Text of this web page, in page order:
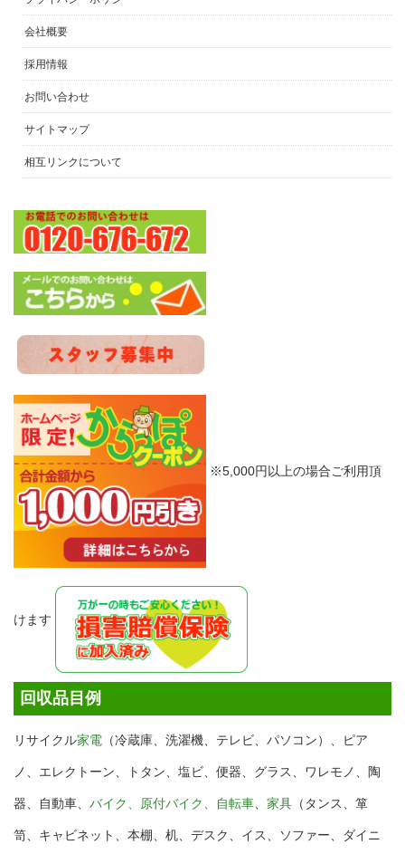
会社概要
採用情報
お問い合わせ
サイトマップ
相互リンクについて
※5,000円以上の場合ご利用頂
けます
回収品目例
リサイクル家電 （冷蔵庫、洗濯機、テレビ、パソコン）、ピア
ノ、エレクトーン、トタン、塩ビ、便器、グラス、ワレモノ、陶
器、自動車、 バイク、原付バイク、自転車、 家具 （タンス、箪
笥、キャビネット、本棚、机、デスク、イス、ソファー、ダイニ